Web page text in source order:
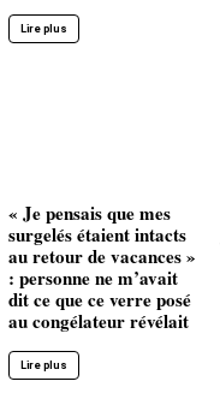
Lire plus
« Je pensais que mes
surgelés étaient intacts
au retour de vacances »
: personne ne m’avait
dit ce que ce verre posé
au congélateur révélait
Lire plus